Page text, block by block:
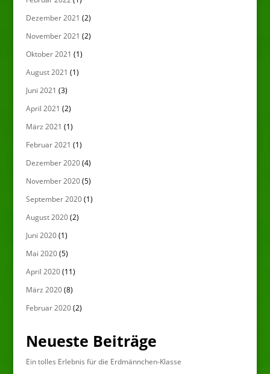
Dezember 2021 (2)
November 2021 (2)
Oktober 2021 (1)
August 2021 (1)
Juni 2021 (3)
April 2021 (2)
März 2021 (1)
Februar 2021 (1)
Dezember 2020(4)
November 2020(5)
September 2020(1)
August 2020(2)
Juni 2020(1)
Mai 2020(5)
April 2020(11)
März 2020(8)
Februar 2020(2)
Neueste Beiträge
Ein tolles Erlebnis für die Erdmännchen-Klasse